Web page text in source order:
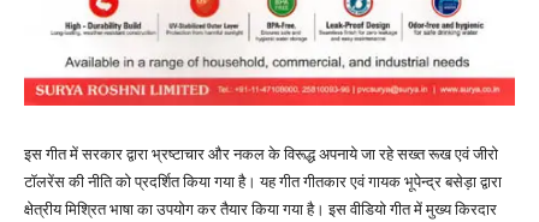
इस गीत में सरकार द्वारा भ्रष्टाचार और नकल के विरूद्ध अपनाये जा रहे सख्त रूख एवं जीरो
टॉलरेंस की नीति को प्रदर्शित किया गया है। यह गीत गीतकार एवं गायक भूपेन्द्र बसेड़ा द्वारा
क्षेत्रीय मिश्रित भाषा का उपयोग कर तैयार किया गया है। इस वीडियो गीत में मुख्य किरदार